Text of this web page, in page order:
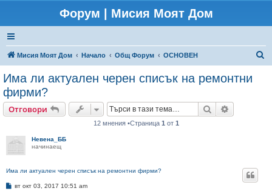
Форум | Мисия Моят Дом
Мисия Моят Дом Начало Общ Форум ОСНОВЕН
Има ли актуален черен списък на ремонтни
фирми?
Отговори Търсене
12 мнения •Страница 1 от 1
Невена_ББ
начинаещ
Има ли актуален черен списък на ремонтни фирми?
Мвт окт 03, 2017 10:51 am